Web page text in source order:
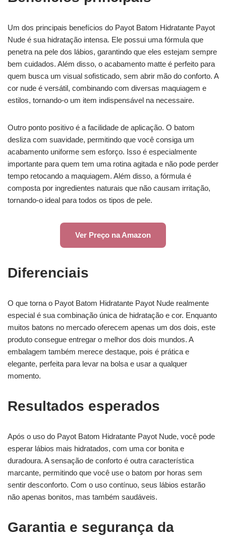
Um dos principais benefícios do Payot Batom Hidratante Payot
Nude é sua hidratação intensa. Ele possui uma fórmula que
penetra na pele dos lábios, garantindo que eles estejam sempre
bem cuidados. Além disso, o acabamento matte é perfeito para
quem busca um visual sofisticado, sem abrir mão do conforto. A
cor nude é versátil, combinando com diversas maquiagem e
estilos, tornando-o um item indispensável na necessaire.
Outro ponto positivo é a facilidade de aplicação. O batom
desliza com suavidade, permitindo que você consiga um
acabamento uniforme sem esforço. Isso é especialmente
importante para quem tem uma rotina agitada e não pode perder
tempo retocando a maquiagem. Além disso, a fórmula é
composta por ingredientes naturais que não causam irritação,
tornando-o ideal para todos os tipos de pele.
Ver Preço na Amazon
Diferenciais
O que torna o Payot Batom Hidratante Payot Nude realmente
especial é sua combinação única de hidratação e cor. Enquanto
muitos batons no mercado oferecem apenas um dos dois, este
produto consegue entregar o melhor dos dois mundos. A
embalagem também merece destaque, pois é prática e
elegante, perfeita para levar na bolsa e usar a qualquer
momento.
Resultados esperados
Após o uso do Payot Batom Hidratante Payot Nude, você pode
esperar lábios mais hidratados, com uma cor bonita e
duradoura. A sensação de conforto é outra característica
marcante, permitindo que você use o batom por horas sem
sentir desconforto. Com o uso contínuo, seus lábios estarão
não apenas bonitos, mas também saudáveis.
Garantia e segurança da